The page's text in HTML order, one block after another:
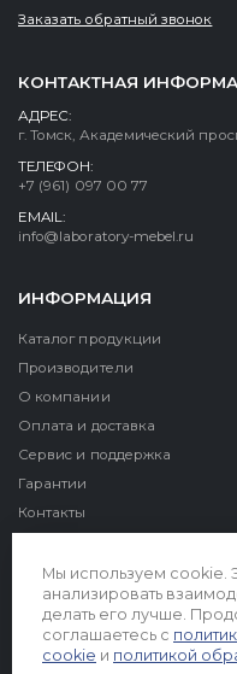
Заказать обратный звонок
КОНТАКТНАЯ
АДРЕС:
г. Томск, Академический
ТЕЛЕФОН:
+7 (961) 097 00 77
EMAIL:
info@laboratory-mebel.ru
ИНФОРМАЦИЯ
Каталог продукции
Производители
О компании
Оплата и доставка
Сервис и поддержка
Гарантии
Контакты
© 2026. Все права защищены
Мы используем cookie.
анализировать
делать его лучше.
соглашаетесь с
cookie и политикой